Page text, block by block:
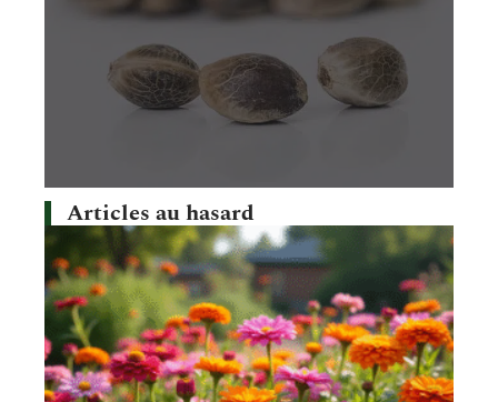
Articles au hasard